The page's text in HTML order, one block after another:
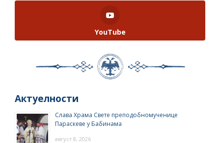
YouTube
Актуелности
Слава Храма Свете преподобномученице
Параскеве у Бабинама
август 8, 2026